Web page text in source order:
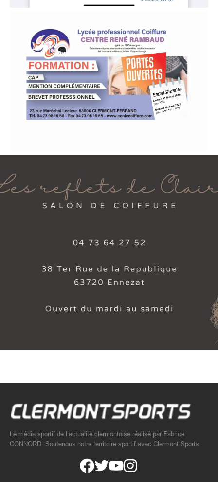
Le média sportif de l’actualité clermontoise réalisé par Fabrice
CONNORD. Soutenons notre territoire sportif avec Clermont Sports.